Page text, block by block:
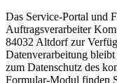
Das Service-Portal und
Auftragsverarbeiter
84032 Altdorf zur
Datenverarbeitung
zum Datenschutz des
Formular-Modul finden